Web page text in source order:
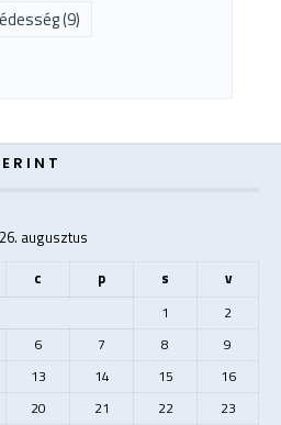
édesség(9)
augusztus
c p s v
1
2
6 7 8
9
13 14 15
16
20 21 22
23